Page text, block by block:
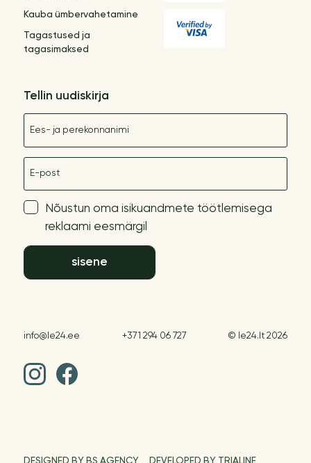
Kauba ümbervahetamine
Tagastused ja
tagasimaksed
Tellin uudiskirja
Nõustun oma isikuandmete töötlemisega
reklaami eesmärgil
sisene
info@le24.ee +371 294 06 727 © le24.lt 2026
DESIGNED BY BS AGENCY DEVELOPED BY TRIALINE